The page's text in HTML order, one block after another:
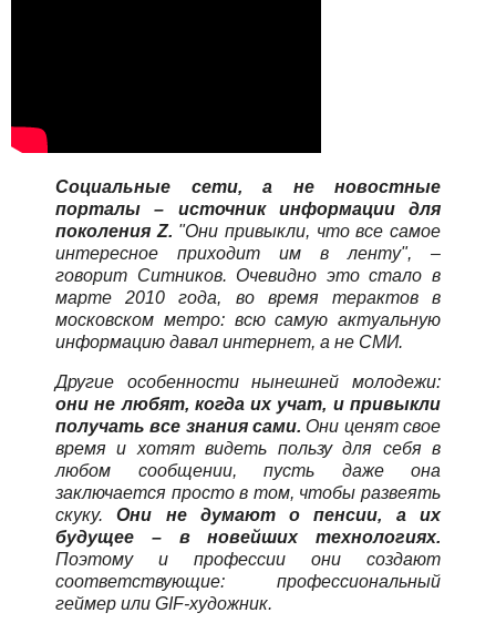
Социальные сети, а не новостные
порталы – источник информации для
поколения Z. "Они привыкли, что все самое
интересное приходит им в ленту", –
говорит Ситников. Очевидно это стало в
марте 2010 года, во время терактов в
московском метро: всю самую актуальную
информацию давал интернет, а не СМИ.
Другие особенности нынешней молодежи:
они не любят, когда их учат, и привыкли
получать все знания сами. Они ценят свое
время и хотят видеть пользу для себя в
любом сообщении, пусть даже она
заключается просто в том, чтобы развеять
скуку.Они не думают о пенсии, а их
будущее – в новейших технологиях.
Поэтому и профессии они создают
соответствующие: профессиональный
геймер или GIF-художник.